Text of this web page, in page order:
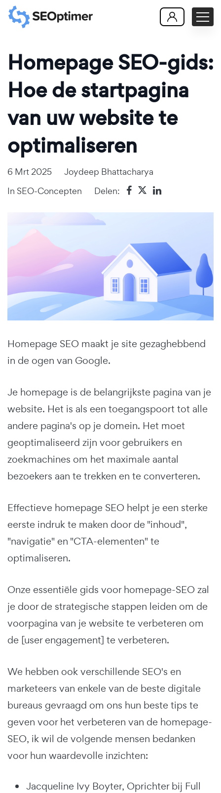
Homepage SEO-gids:
Hoe de startpagina
van uw website te
optimaliseren
6 Mrt 2025
Joydeep Bhattacharya
In SEO-Concepten Delen:
Homepage SEO maakt je site gezaghebbend
in de ogen van Google.
Je homepage is de belangrijkste pagina van je
website. Het is als een toegangspoort tot alle
andere pagina's op je domein. Het moet
geoptimaliseerd zijn voor gebruikers en
zoekmachines om het maximale aantal
bezoekers aan te trekken en te converteren.
Effectieve homepage SEO helpt je een sterke
eerste indruk te maken door de "inhoud",
"navigatie" en "CTA-elementen" te
optimaliseren.
Onze essentiële gids voor homepage-SEO zal
je door de strategische stappen leiden om de
voorpagina van je website te verbeteren om
de [user engagement] te verbeteren.
We hebben ook verschillende SEO's en
marketeers van enkele van de beste digitale
bureaus gevraagd om ons hun beste tips te
geven voor het verbeteren van de homepage-
SEO, ik wil de volgende mensen bedanken
voor hun waardevolle inzichten:
Jacqueline Ivy Boyter, Oprichter bij Full